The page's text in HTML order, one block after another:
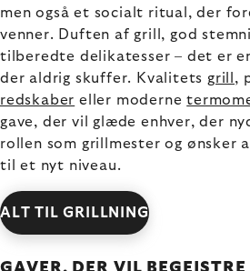
men også et socialt ritual, der
venner. Duften af grill, god
tilberedte delikatesser – det er
der aldrig skuffer. Kvalitets grill ,
redskaber eller moderne
gave, der vil glæde enhver, der
rollen som grillmester og ønsker
til et nyt niveau.
ALT TIL GRILLNING